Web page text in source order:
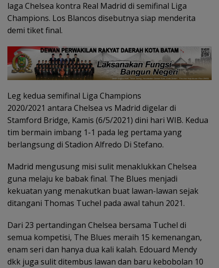
laga Chelsea kontra Real Madrid di semifinal Liga
Champions. Los Blancos disebutnya siap menderita
demi tiket final.
Leg kedua semifinal Liga Champions
2020/2021 antara Chelsea vs Madrid digelar di
Stamford Bridge, Kamis (6/5/2021) dini hari WIB. Kedua
tim bermain imbang 1-1 pada leg pertama yang
berlangsung di Stadion Alfredo Di Stefano.
Madrid mengusung misi sulit menaklukkan Chelsea
guna melaju ke babak final. The Blues menjadi
kekuatan yang menakutkan buat lawan-lawan sejak
ditangani Thomas Tuchel pada awal tahun 2021.
Dari 23 pertandingan Chelsea bersama Tuchel di
semua kompetisi, The Blues meraih 15 kemenangan,
enam seri dan hanya dua kali kalah. Edouard Mendy
dkk juga sulit ditembus lawan dan baru kebobolan 10